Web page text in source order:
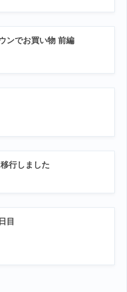
ンでお買い物 前編
行しました
目